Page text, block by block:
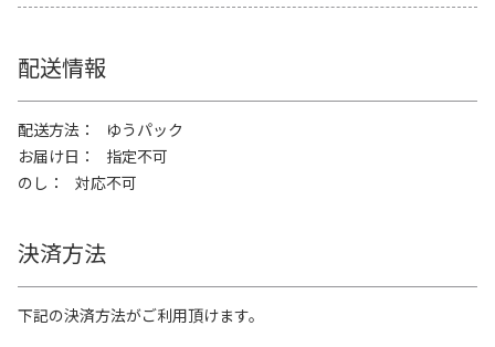
配送情報
配送方法
ゆうパック
お届け日
指定不可
のし
対応不可
決済方法
下記の決済方法がご利用頂けます。